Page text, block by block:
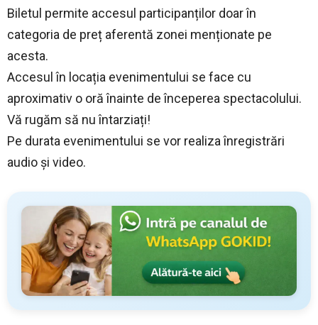
Biletul permite accesul participanților doar în
categoria de preț aferentă zonei menționate pe
acesta.
Accesul în locația evenimentului se face cu
aproximativ o oră înainte de începerea spectacolului.
Vă rugăm să nu întarziați!
Pe durata evenimentului se vor realiza înregistrări
audio și video.